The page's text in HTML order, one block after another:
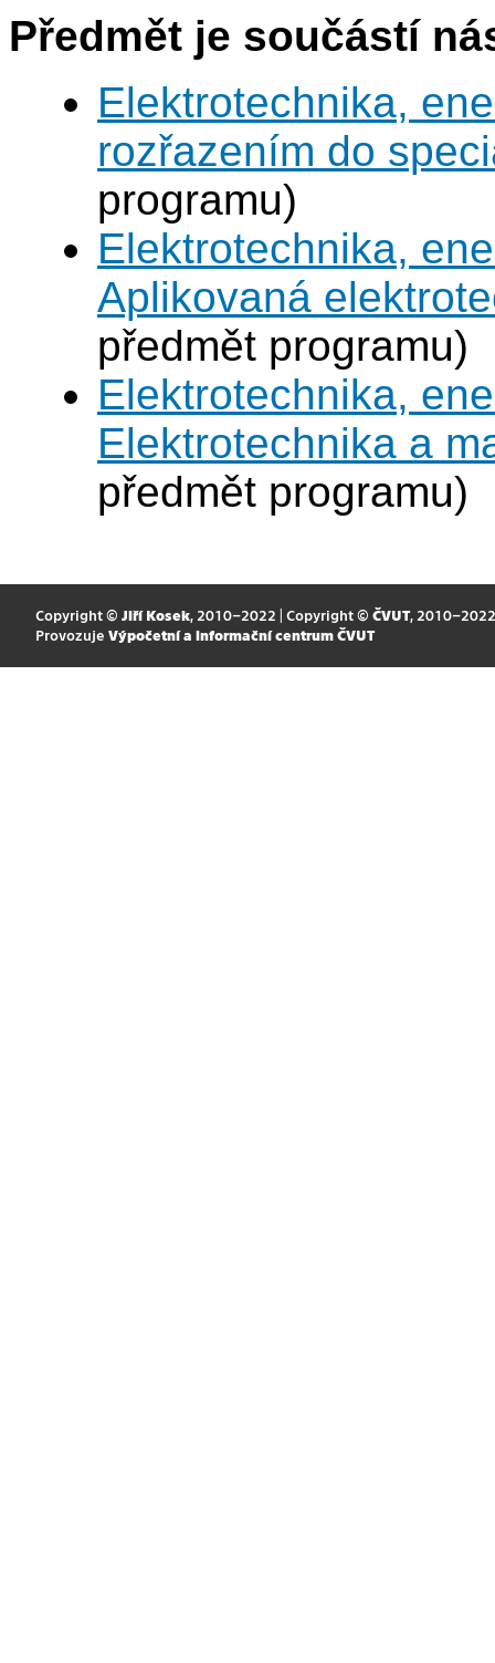
Předmět je součástí
Elektrotechnika,
rozřazením do
programu)
Elektrotechnika,
Aplikovaná
předmět programu)
Elektrotechnika,
Elektrotechnika a
předmět programu)
Copyright © Jiří Kosek, 2010–2022 | Copyright © ČVUT, 2010–2022
Provozuje Výpočetní a informační centrum ČVUT